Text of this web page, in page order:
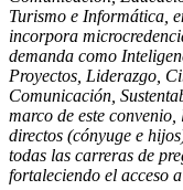
Turismo e Informática,
incorpora
demanda como
Proyectos, Liderazgo,
Comunicación,
marco de este
directos (cónyuge e
todas las carreras de
fortaleciendo el acceso